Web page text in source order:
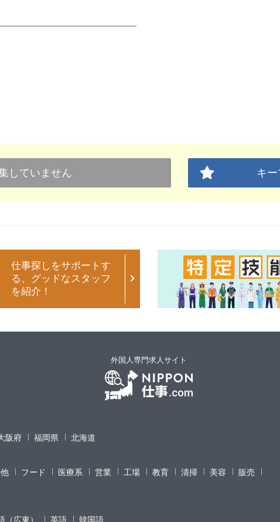
していません キー
仕事探しをサポートす
る、グッドなスタッフ
を紹介！
外国人専門求人サイト
阪府 福岡県 北海道
フード 医療系 営業 工場 教育 清掃 美容
販売
（広東） 英語 韓国語